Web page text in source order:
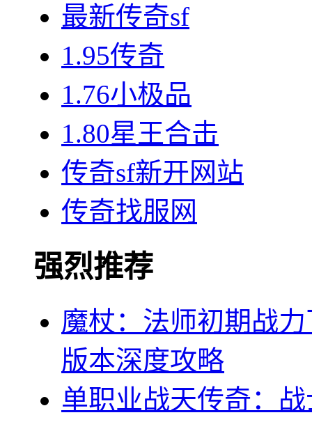
最新传奇sf
1.95传奇
1.76小极品
1.80星王合击
传奇sf新开网站
传奇找服网
强烈推荐
魔杖：法师初期战
版本深度攻略
单职业战天传奇：